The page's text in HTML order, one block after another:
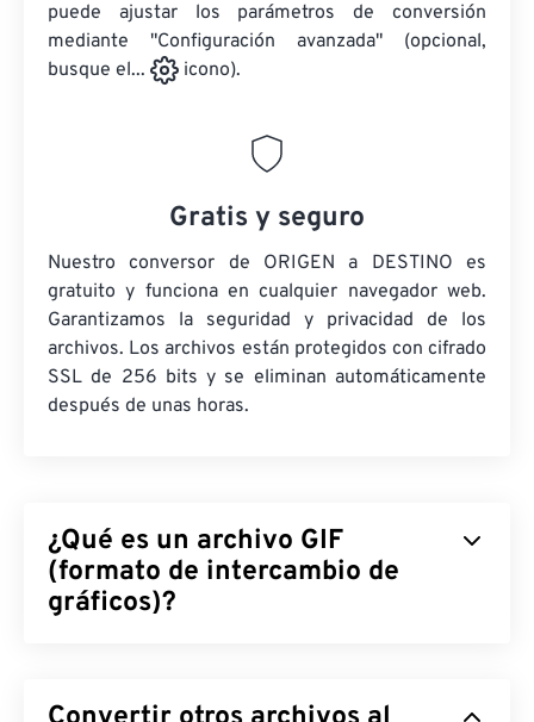
puede ajustar los parámetros de conversión
mediante "Configuración avanzada" (opcional,
busque el...
icono).
Gratis y seguro
Nuestro conversor de ORIGEN a DESTINO es
gratuito y funciona en cualquier navegador web.
Garantizamos la seguridad y privacidad de los
archivos. Los archivos están protegidos con cifrado
SSL de 256 bits y se eliminan automáticamente
después de unas horas.
¿Qué es un archivo GIF
(formato de intercambio de
gráficos)?
utilizapíxelespara formar imágenes simples